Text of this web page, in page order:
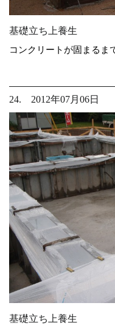
基礎立ち上養生
コンクリートが固まるま
24. 2012年07月06日
基礎立ち上養生